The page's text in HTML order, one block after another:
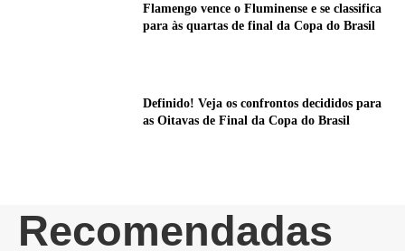
Flamengo vence o Fluminense e se classifica
para às quartas de final da Copa do Brasil
Definido! Veja os confrontos decididos para
as Oitavas de Final da Copa do Brasil
Recomendadas